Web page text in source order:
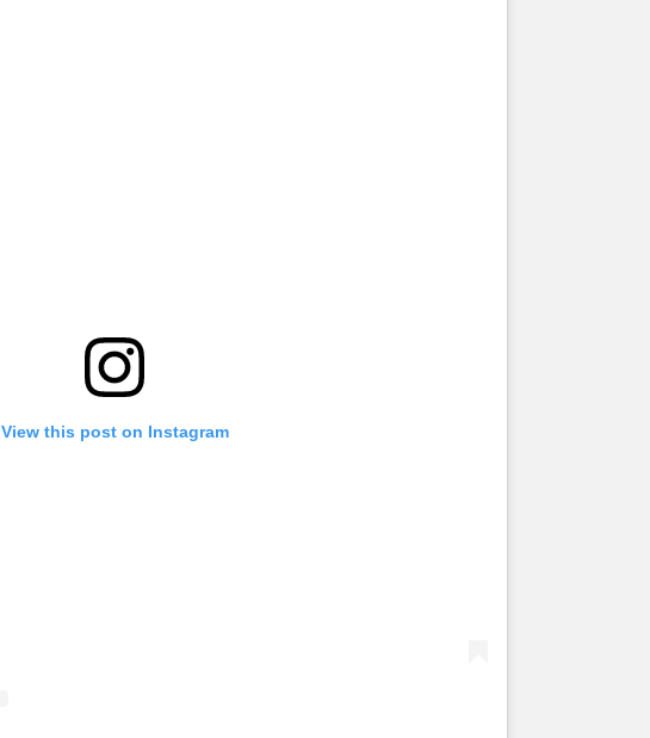
View this post on Instagram